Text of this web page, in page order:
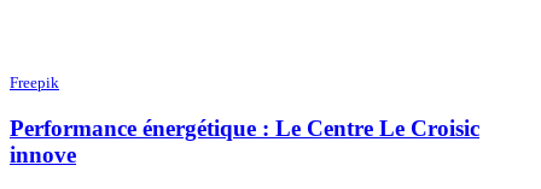
Freepik
Performance énergétique : Le Centre Le Croisic
innove